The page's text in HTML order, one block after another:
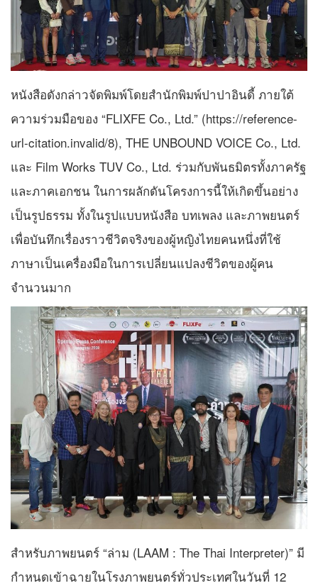
หนังสือดังกล่าวจัดพิมพ์โดยสำนักพิมพ์ปาปาอินดี้ ภายใต้
ความร่วมมือของ “FLIXFE Co., Ltd.” (https://reference-
url-citation.invalid/8), THE UNBOUND VOICE Co., Ltd.
และ Film Works TUV Co., Ltd. ร่วมกับพันธมิตรทั้งภาครัฐ
และภาคเอกชน ในการผลักดันโครงการนี้ให้เกิดขึ้นอย่าง
เป็นรูปธรรม ทั้งในรูปแบบหนังสือ บทเพลง และภาพยนตร์
เพื่อบันทึกเรื่องราวชีวิตจริงของผู้หญิงไทยคนหนึ่งที่ใช้
ภาษาเป็นเครื่องมือในการเปลี่ยนแปลงชีวิตของผู้คน
จำนวนมาก
สำหรับภาพยนตร์ “ล่าม (LAAM : The Thai Interpreter)” มี
กำหนดเข้าฉายในโรงภาพยนตร์ทั่วประเทศในวันที่ 12